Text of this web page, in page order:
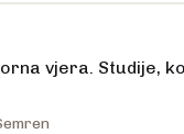
vjera. Studije,